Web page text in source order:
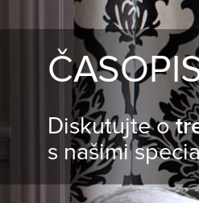
Diskutujte o
s našimi